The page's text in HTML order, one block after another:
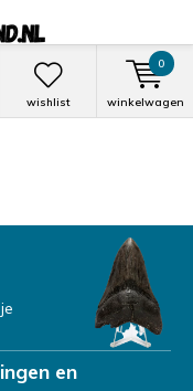
wishlist winkelwagen
0
en